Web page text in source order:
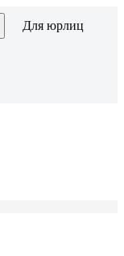
Для юрлиц